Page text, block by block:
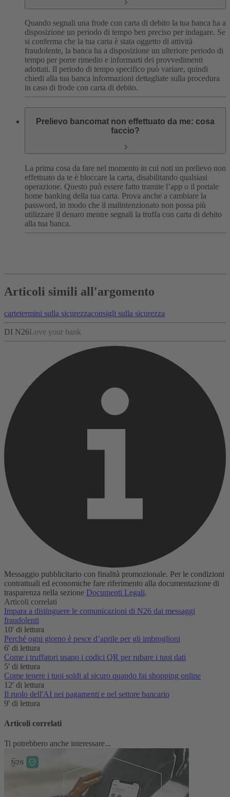
Quando segnali una frode con carta di debito la tua banca ha a
disposizione un periodo di tempo ben preciso per indagare. Se
si conferma che la tua carta è stata oggetto di attività
fraudolente, la banca ha a disposizione un ulteriore periodo di
tempo per porre rimedio e informarti dei provvedimenti
adottati. Il periodo di tempo specifico può variare, quindi
chiedi alla tua banca informazioni dettagliate sulla procedura
in caso di frode con carta di debito.
Prelievo bancomat non effettuato da me: cosa
faccio?
La prima cosa da fare nel momento in cui noti un prelievo non
effettuato da te è bloccare la carta, disabilitando qualsiasi
operazione. Questo può essere fatto tramite l’app o il portale
home banking della tua carta. Prova anche a cambiare la
password, in modo che il malintenzionato non possa più
utilizzare il denaro mentre segnali la truffa con carta di debito
alla tua banca.
Articoli simili all'argomento
cartetermini sulla sicurezzaconsigli sulla sicurezza
DI N26Love your bank
Messaggio pubblicitario con finalità promozionale. Per le condizioni
contrattuali ed economiche fare riferimento alla documentazione di
trasparenza nella sezione Documenti Legali.
Articoli correlati
Impara a distinguere le comunicazioni di N26 dai messaggi
fraudolenti
10' di lettura
Perché ogni giorno è pesce d’aprile per gli imbroglioni
6' di lettura
Come i truffatori usano i codici QR per rubare i tuoi dati
5' di lettura
Come tenere i tuoi soldi al sicuro quando fai shopping online
12' di lettura
Il ruolo dell'AI nei pagamenti e nel settore bancario
9' di lettura
Articoli correlati
Ti potrebbero anche interessare...